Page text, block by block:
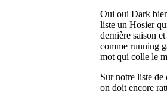
Oui oui Dark
liste un Hosier
dernière saison
comme running
mot qui colle le
Sur notre liste de
on doit encore